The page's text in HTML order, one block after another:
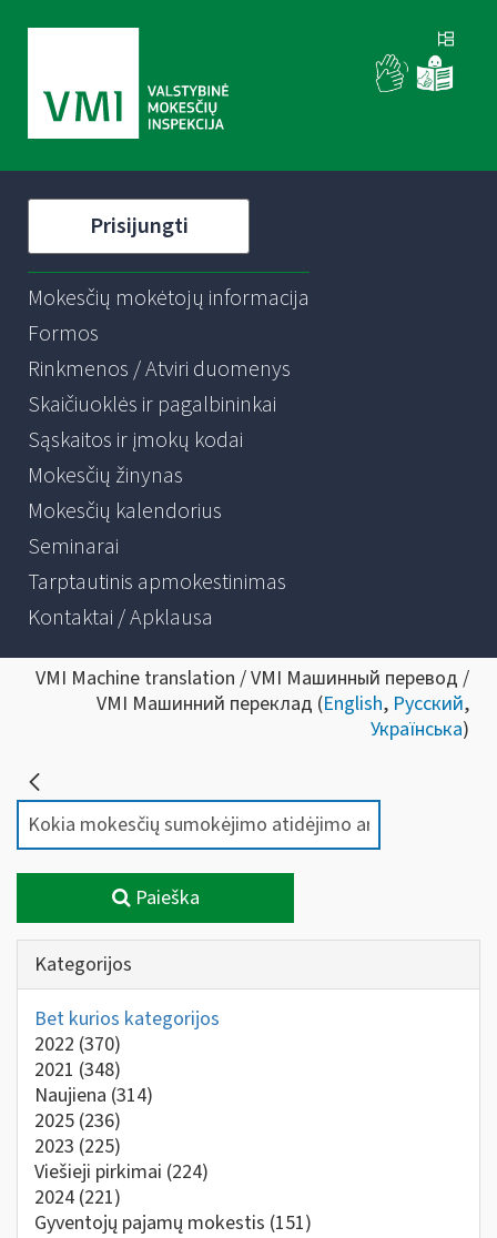
Prisijungti
Mokesčių mokėtojų informacija
Formos
Rinkmenos / Atviri duomenys
Skaičiuoklės ir pagalbininkai
Sąskaitos ir įmokų kodai
Mokesčių žinynas
Mokesčių kalendorius
Seminarai
Tarptautinis apmokestinimas
Kontaktai / Apklausa
VMI Machine translation / VMI Машинный перевод /
VMI Машинний переклад (English, Русский,
Українська)
Paieška
Kategorijos
Bet kurios kategorijos
2022 (370)
2021 (348)
Naujiena (314)
2025 (236)
2023 (225)
Viešieji pirkimai (224)
2024 (221)
Gyventojų pajamų mokestis (151)